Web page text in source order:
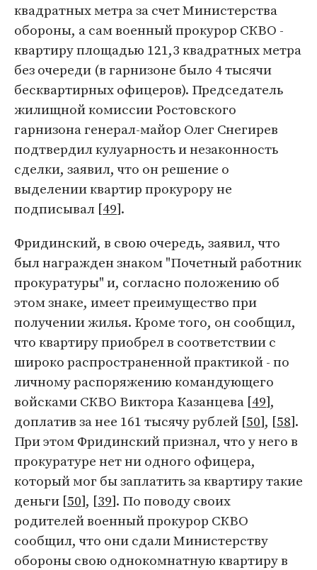
квадратных метра за счет Министерства
обороны, а сам военный прокурор СКВО -
квартиру площадью 121,3 квадратных метра
без очереди (в гарнизоне было 4 тысячи
бесквартирных офицеров). Председатель
жилищной комиссии Ростовского
гарнизона генерал-майор Олег Снегирев
подтвердил кулуарность и незаконность
сделки, заявил, что он решение о
выделении квартир прокурору не
подписывал [49].
Фридинский, в свою очередь, заявил, что
был награжден знаком "Почетный работник
прокуратуры" и, согласно положению об
этом знаке, имеет преимущество при
получении жилья. Кроме того, он сообщил,
что квартиру приобрел в соответствии с
широко распространенной практикой - по
личному распоряжению командующего
войсками СКВО Виктора Казанцева [49],
доплатив за нее 161 тысячу рублей [50], [58].
При этом Фридинский признал, что у него в
прокуратуре нет ни одного офицера,
который мог бы заплатить за квартиру такие
деньги [50], [39]. По поводу своих
родителей военный прокурор СКВО
сообщил, что они сдали Министерству
обороны свою однокомнатную квартиру в